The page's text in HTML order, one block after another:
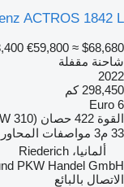
ACTROS 1842 L
€59,800 ≈ $68,680
شاحنة مقفلة
2022
298,450 كم
Euro 6
القوة 422 حصان (310 kW)
33 م3
مواصفات المحاور
ألمانيا، Riederich
PKW Handel GmbH
الاتصال بالبائع